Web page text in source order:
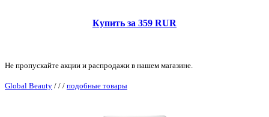
Купить за 359 RUR
Не пропускайте акции и распродажи в нашем магазине.
Global Beauty / / / подобные товары